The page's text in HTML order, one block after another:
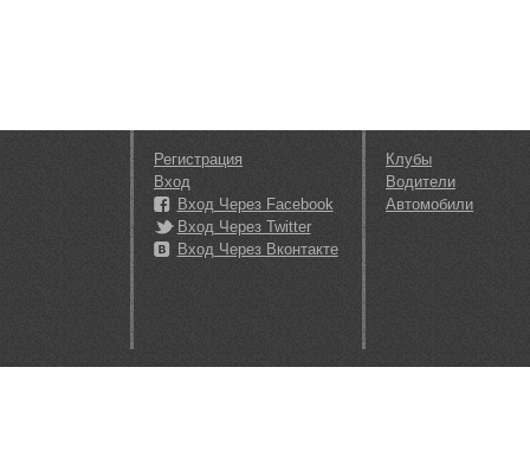
Регистрация
Вход
Вход Через Facebook
Вход Через Twitter
Вход Через Вконтакте
Клубы
Водители
Автомобили